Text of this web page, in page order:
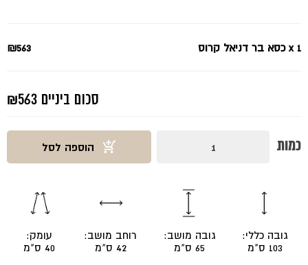
x 1כסא בר דניאל קרוס ₪563
סכום ביניים ₪563
כמות
קרוס
הוספה לסל
גובה כללי:
103 ס"מ
גובה מושב:
65 ס"מ
רוחב מושב:
42 ס"מ
עומק:
40 ס"מ